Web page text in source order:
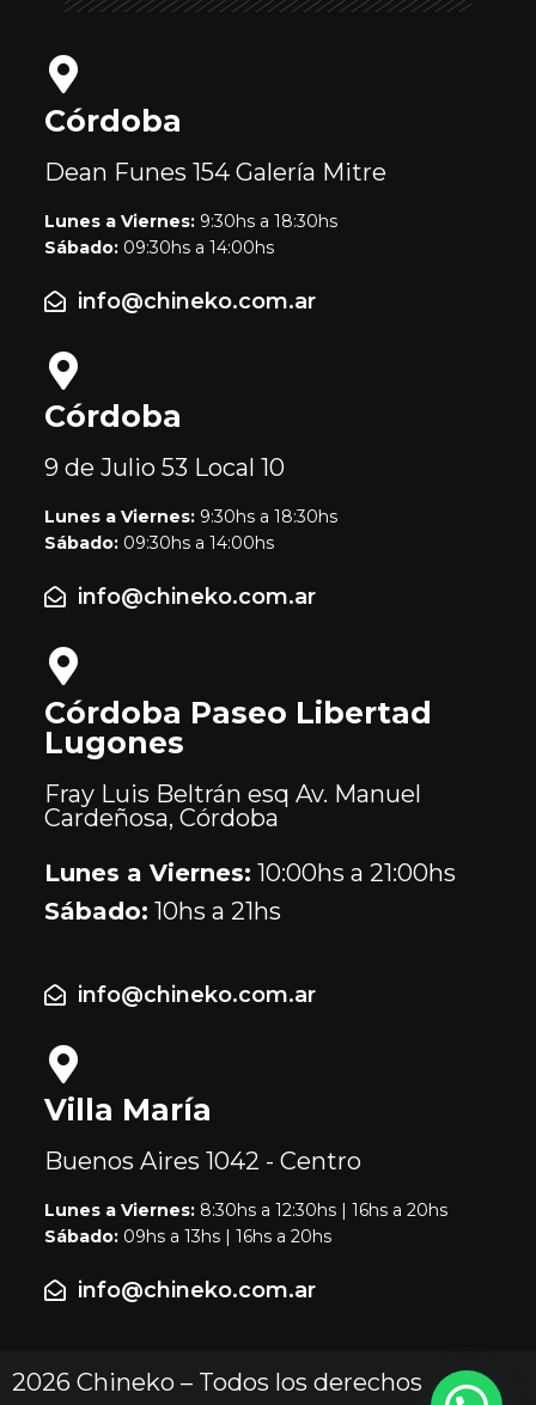
Córdoba
Dean Funes 154Galería Mitre
Lunes a Viernes: 9:30hs a 18:30hs
Sábado: 09:30hs a 14:00hs
info@chineko.com.ar
Córdoba
9 de Julio 53 Local 10
Lunes a Viernes: 9:30hs a 18:30hs
Sábado: 09:30hs a 14:00hs
info@chineko.com.ar
Córdoba Paseo Libertad
Lugones
Fray Luis Beltrán esq Av. Manuel
Cardeñosa, Córdoba
Lunes a Viernes: 10:00hs a 21:00hs
Sábado: 10hs a 21hs
info@chineko.com.ar
Villa María
Buenos Aires1042 - Centro
Lunes a Viernes: 8:30hs a 12:30hs | 16hs a 20hs
Sábado: 09hs a 13hs | 16hs a 20hs
info@chineko.com.ar
2026 Chineko – Todos los derechos